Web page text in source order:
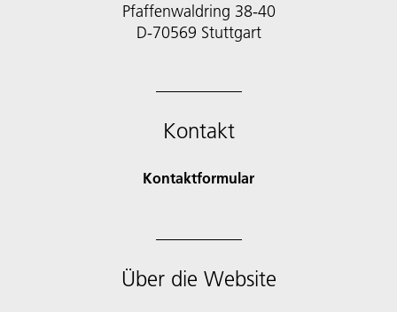
Pfaffenwaldring 38-40
D-70569 Stuttgart
Kontakt
Kontaktformular
Über die Website